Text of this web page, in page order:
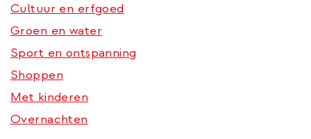
Cultuur en erfgoed
Groen en water
Sport en ontspanning
Shoppen
Met kinderen
Overnachten